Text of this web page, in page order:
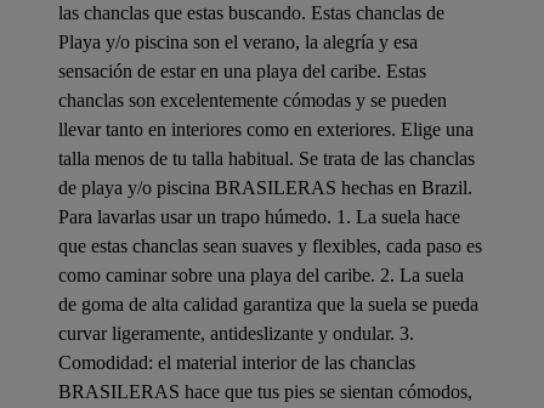
las chanclas que estas buscando. Estas chanclas de
Playa y/o piscina son el verano, la alegría y esa
sensación de estar en una playa del caribe. Estas
chanclas son excelentemente cómodas y se pueden
llevar tanto en interiores como en exteriores. Elige una
talla menos de tu talla habitual. Se trata de las chanclas
de playa y/o piscina BRASILERAS hechas en Brazil.
Para lavarlas usar un trapo húmedo. 1. La suela hace
que estas chanclas sean suaves y flexibles, cada paso es
como caminar sobre una playa del caribe. 2. La suela
de goma de alta calidad garantiza que la suela se pueda
curvar ligeramente, antideslizante y ondular. 3.
Comodidad: el material interior de las chanclas
BRASILERAS hace que tus pies se sientan cómodos,